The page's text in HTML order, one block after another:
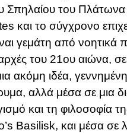
Σπηλαίου του Πλάτωνα
και το σύγχρονο
γεμάτη από νοητικά
αρχές του 21ου αιώνα,
ακόμη ιδέα,
αλλά μέσα σε μια
και τη φιλοσοφία
Basilisk, και μέσα σε